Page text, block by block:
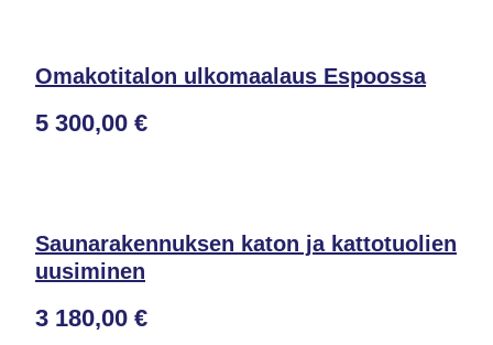
Omakotitalon ulkomaalaus Espoossa
5 300,00 €
Saunarakennuksen katon ja kattotuolien
uusiminen
3 180,00 €